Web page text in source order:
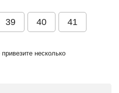
39 40 41
несколько